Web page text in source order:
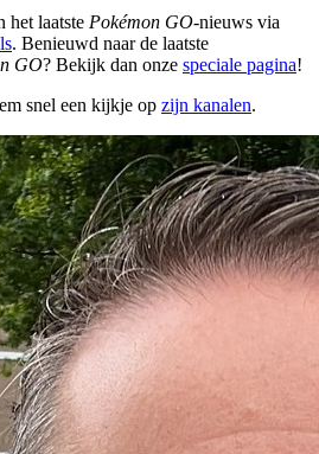
het laatste Pokémon GO-nieuws via
. Benieuwd naar de laatste
GO? Bekijk dan onze speciale pagina!
snel een kijkje op zijn kanalen.